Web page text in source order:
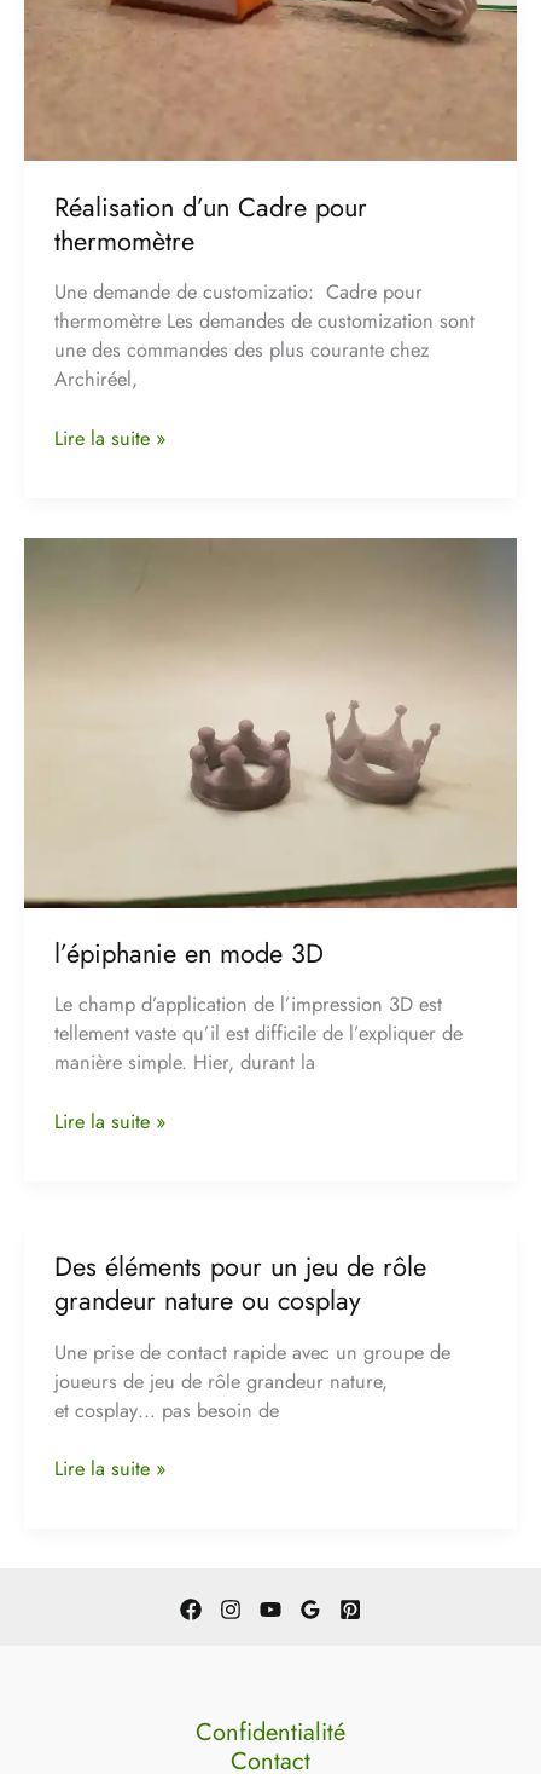
Réalisation d’un Cadre pour
thermomètre
Une demande de customizatio: Cadre pour
thermomètre Les demandes de customization sont
une des commandes des plus courante chez
Archiréel,
Lire la suite »
l’épiphanie en mode 3D
Le champ d’application de l’impression 3D est
tellement vaste qu’il est difficile de l’expliquer de
manière simple. Hier, durant la
Lire la suite »
Des éléments pour un jeu de rôle
grandeur nature ou cosplay
Une prise de contact rapide avec un groupe de
joueurs de jeu de rôle grandeur nature,
et cosplay… pas besoin de
Des
éléments
pour
un
jeu
de
grandeur
Lire la suite »
Confidentialité
Contact